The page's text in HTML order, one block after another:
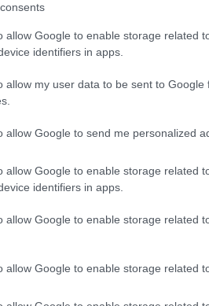
allow Google to enable storage related
identifiers in apps.
allow my user data to be sent to Google
allow Google to send me personalized
allow Google to enable storage related
identifiers in apps.
allow Google to enable storage related
allow Google to enable storage related
favorito un dialogo diretto
hanno partecipato i
l’Assessore all’Ambiente
Deborah Sanna, insieme
Mela, Francesco
escursionisticaAntonio Sotgiu
media manager
e 2 residenti
, che hanno
e la progettazione